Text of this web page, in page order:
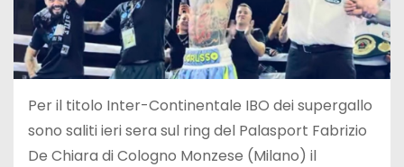
Per il titolo Inter-Continentale IBO dei supergallo
sono saliti ieri sera sul ring del Palasport Fabrizio
De Chiara di Cologno Monzese (Milano) il